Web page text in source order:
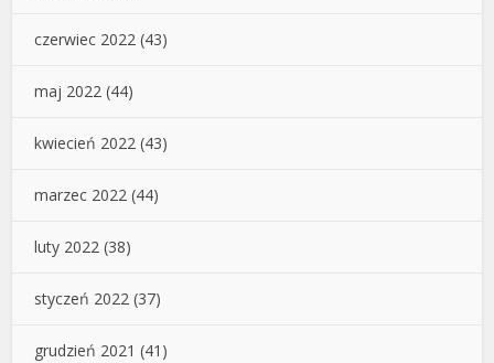
czerwiec 2022 (43)
maj 2022 (44)
kwiecień 2022 (43)
marzec 2022 (44)
luty 2022 (38)
styczeń 2022 (37)
grudzień 2021 (41)